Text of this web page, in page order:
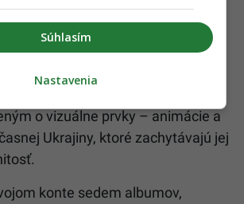
komplexným umeleckým
o vizuálne prvky – animácie a
Ukrajiny, ktoré zachytávajú jej
konte sedem albumov,
Súhlasím
Nastavenia